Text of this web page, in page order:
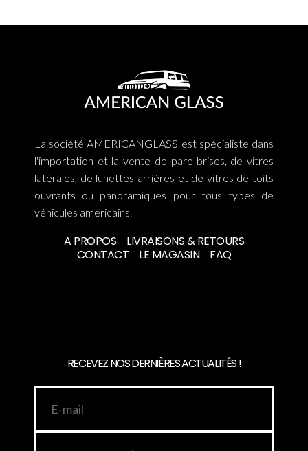
La société AMERICANGLASS est spécialiste dans
l'importation et la vente de pare-brises, de vitres
latérales, de lunettes arrières et de vitres de toits
ouvrants ou panoramiques pour tous types de
véhicules américains.
A PROPOS
LIVRAISONS & RETOURS
CONTACT
LE MAGASIN FAQ
RECEVEZ NOS DERNIÈRES ACTUALITÉS !